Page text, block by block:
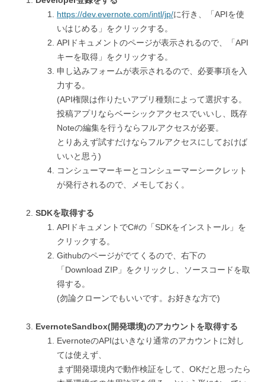
https://dev.evernote.com/intl/jp/に行き、「APIを使
いはじめる」をクリックする。
APIドキュメントのページが表示されるので、「API
キーを取得」をクリックする。
申し込みフォームが表示されるので、必要事項を入
力する。
(API権限は作りたいアプリ種類によって選択する。
投稿アプリならベーシックアクセスでいいし、既存
Noteの編集を行うならフルアクセスが必要。
とりあえず試すだけならフルアクセスにしておけば
いいと思う)
コンシューマーキーとコンシューマーシークレット
が発行されるので、メモしておく。
SDKを取得する
APIドキュメントでC#の「SDKをインストール」を
クリックする。
Githubのページがでてくるので、右下の
「Download ZIP」をクリックし、ソースコードを取
得する。
(勿論クローンでもいいです。お好きな方で)
EvernoteSandbox(開発環境)のアカウントを取得する
EvernoteのAPIはいきなり通常のアカウントに対し
ては使えず、
まず開発環境内で動作検証をして、OKだと思ったら